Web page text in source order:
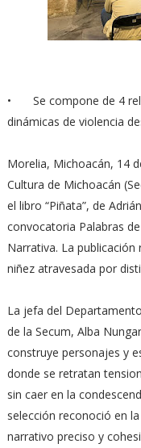
•
Se compone de 4
dinámicas de violencia
Morelia, Michoacán, 14
Cultura de Michoacán
el libro “Piñata”, de
convocatoria Palabras
Narrativa. La
niñez atravesada por
La jefa del
de la Secum, Alba
construye personajes y
donde se retratan
sin caer en la
selección reconoció en
narrativo preciso y